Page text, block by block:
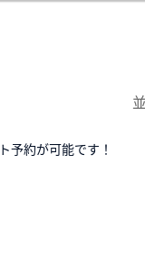
予約が可能です！